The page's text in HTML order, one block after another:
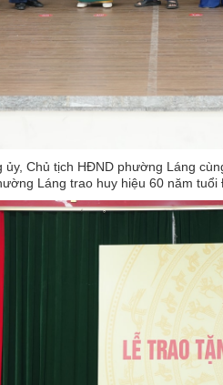
Chủ tịch HĐND phường Láng
Láng trao huy hiệu 60 năm tuổi